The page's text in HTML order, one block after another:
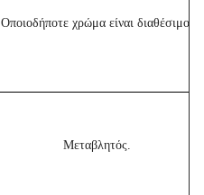
Οποιοδήποτε χρώμα είναι διαθέσιμο.
Μεταβλητός.